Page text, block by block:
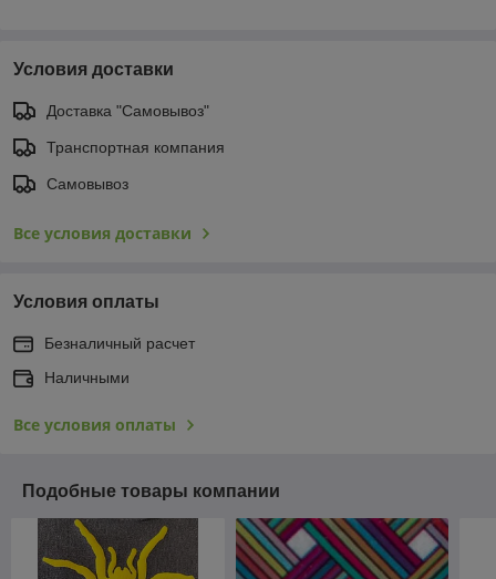
Условия доставки
Доставка "Самовывоз"
Транспортная компания
Самовывоз
Все условия доставки
Условия оплаты
Безналичный расчет
Наличными
Все условия оплаты
Подобные товары компании